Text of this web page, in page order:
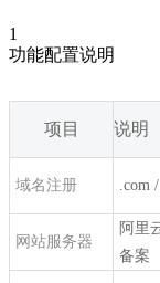
1
功能配置说明
项目 说明
域名注册 .com
网站服务器
阿里
备案